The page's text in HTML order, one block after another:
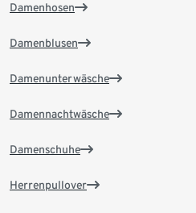
Damenhosen
Damenblusen
Damenunterwäsche
Damennachtwäsche
Damenschuhe
Herrenpullover